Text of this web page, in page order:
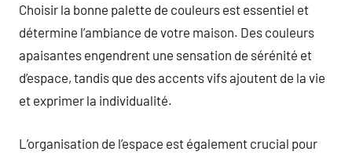
Choisir la bonne palette de couleurs est essentiel et
détermine l’ambiance de votre maison. Des couleurs
apaisantes engendrent une sensation de sérénité et
d’espace, tandis que des accents vifs ajoutent de la vie
et exprimer la individualité.
L’organisation de l’espace est également crucial pour